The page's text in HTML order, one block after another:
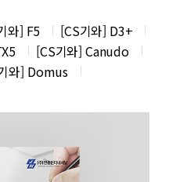
와] F5
[CS기와] D3+
[CS기와] Canudo
와] Domus